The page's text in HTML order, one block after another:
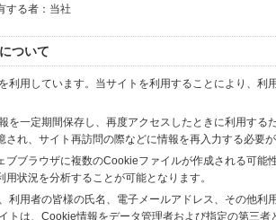
する者：当社
ついて
利用しています。当サイトを利用することにより、利
を一定期間保存し、再度アクセスしたときに利用する
れ、サイト再訪問の際などに情報を再入力する必要が
ブブラウザに複数のCookieファイルが作成される可能
状況を分析することが可能となります。
利用者の皆様の氏名、電子メールアドレス、その他利
トは、Cookie情報をデータ管理者および指定の第三者